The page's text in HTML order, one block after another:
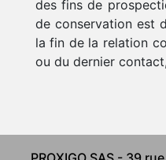
des fins de
de conservation est
la fin de la relation
ou du dernier